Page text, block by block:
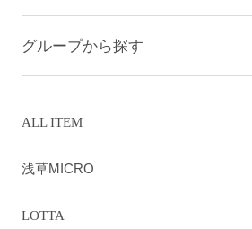
グループから探す
ALL ITEM
浅草MICRO
LOTTA